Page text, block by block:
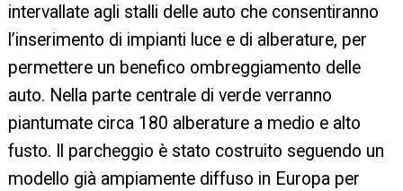
intervallate agli stalli delle auto che consentiranno
l’inserimento di impianti luce e di alberature, per
permettere un benefico ombreggiamento delle
auto. Nella parte centrale di verde verranno
piantumate circa 180 alberature a medio e alto
fusto. Il parcheggio è stato costruito seguendo un
modello già ampiamente diffuso in Europa per